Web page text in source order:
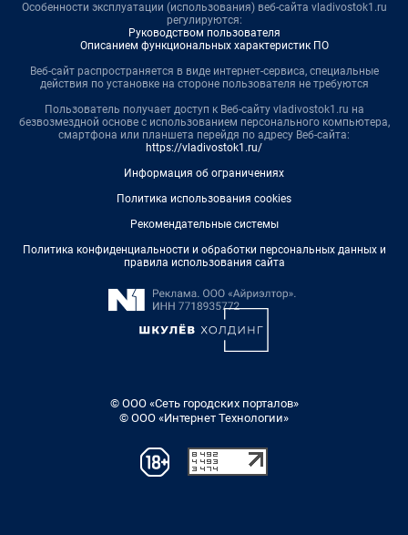
Особенности эксплуатации (использования) веб-сайта vladivostok1.ru
регулируются:
Руководством пользователя
Описанием функциональных характеристик ПО
Веб-сайт распространяется в виде интернет-сервиса, специальные
действия по установке на стороне пользователя не требуются
Пользователь получает доступ к Веб-сайту vladivostok1.ru на
безвозмездной основе с использованием персонального компьютера,
смартфона или планшета перейдя по адресу Веб-сайта:
https://vladivostok1.ru/
Информация об ограничениях
Политика использования cookies
Рекомендательные системы
Политика конфиденциальности и обработки персональных данных и
правила использования сайта
© ООО «Сеть городских порталов»
© ООО «Интернет Технологии»